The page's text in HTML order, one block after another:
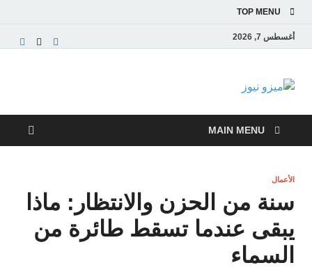
TOP MENU
أغسطس 7, 2026
ميزو نيوز
والاقتصادية
MAIN MENU
الأعمال
سنة من الحزن والانتظار: ماذا
يبقى عندما تسقط طائرة من
السماء